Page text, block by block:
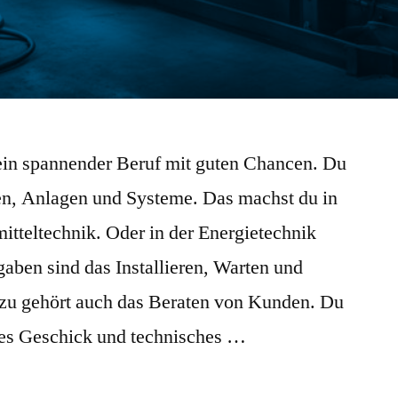
spannender Beruf mit guten Chancen. Du
Anlagen und Systeme. Das machst du in
Oder in der Energietechnik
sind das Installieren, Warten und
gehört auch das Beraten von Kunden. Du
Geschick und technisches …